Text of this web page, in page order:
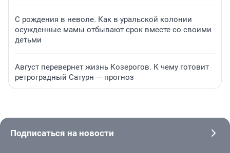
С рождения в неволе. Как в уральской колонии
осужденные мамы отбывают срок вместе со своими
детьми
Август перевернет жизнь Козерогов. К чему готовит
ретроградный Сатурн — прогноз
Подписаться на новости